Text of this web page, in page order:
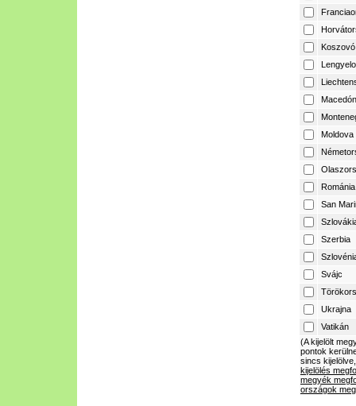
Koszovó
Moldova
Románia
San
Szerbia
Svájc
Ukrajna
Vatikán
(A kijelölt
pontok
sincs
kijelölés
megyék
országok